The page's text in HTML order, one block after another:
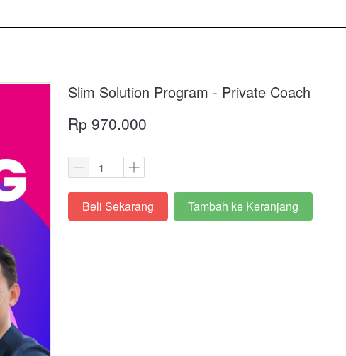
Slim Solution Program - Private Coach
Rp 970.000
`Beli Sekarang `
Tambah ke Keranjang